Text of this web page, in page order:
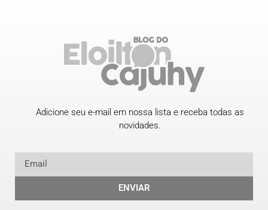
Adicione seu e-mail em nossa lista e receba todas as
novidades.
ENVIAR